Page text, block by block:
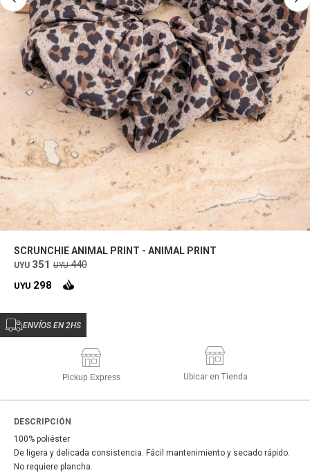
SCRUNCHIE ANIMAL PRINT - ANIMAL PRINT
UYU 351 UYU 440
UYU 298
ENVÍOS EN 2HS
Pickup Express Ubicar en Tienda
DESCRIPCIÓN
100% poliéster
De ligera y delicada consistencia. Fácil mantenimiento y secado rápido.
No requiere plancha.